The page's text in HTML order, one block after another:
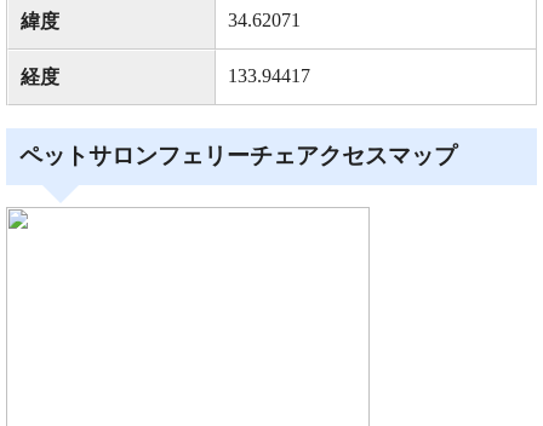
緯度 34.62071
経度 133.94417
ペットサロンフェリーチェアクセスマップ